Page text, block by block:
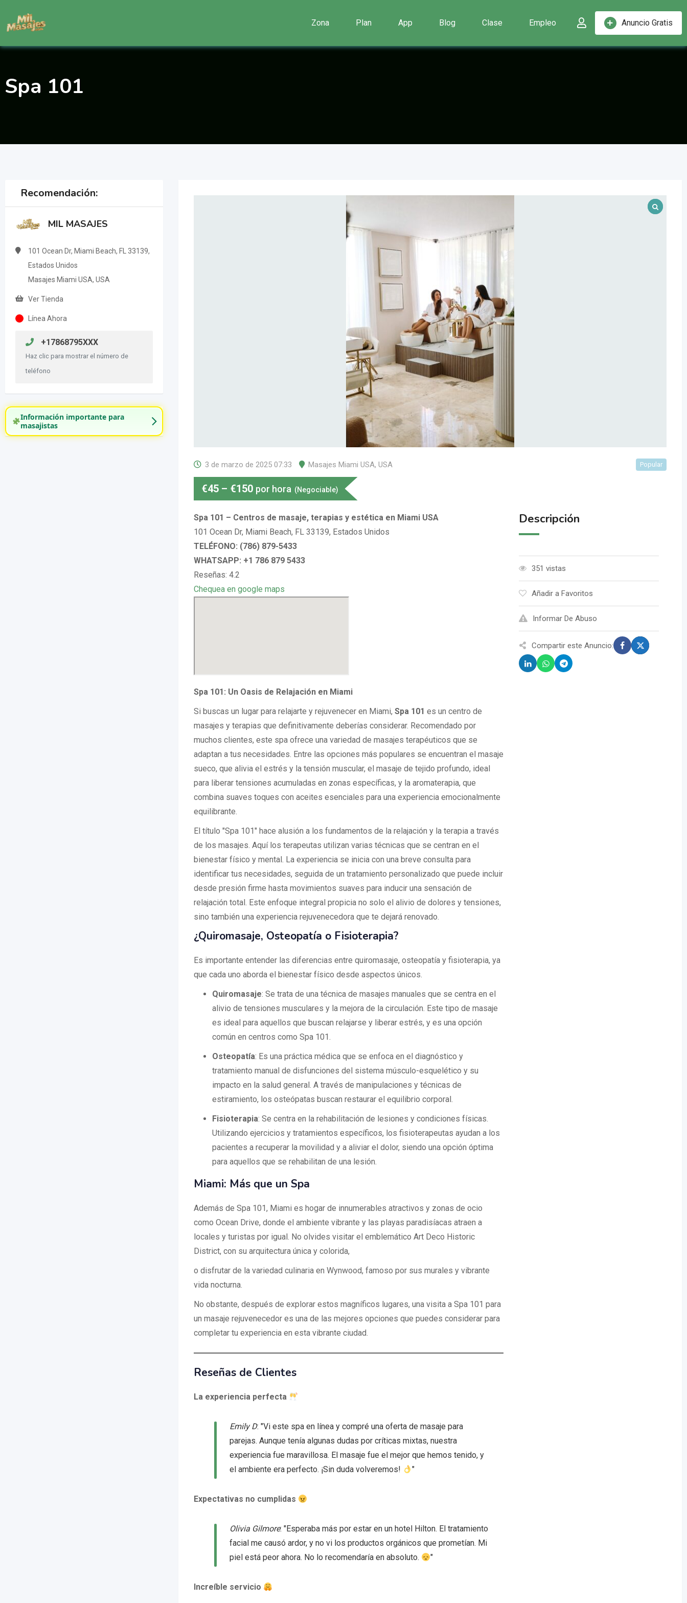
contenido
Anuncio Gratis
Zona Plan App Blog Clase Empleo
Spa 101
Recomendación:
MIL MASAJES
101 Ocean Dr, Miami Beach, FL 33139,
Estados Unidos
Masajes Miami USA, USA
Ver Tienda
Línea Ahora
+17868795XXX
Haz clic para mostrar el número de
teléfono
Información importante para
masajistas
3 de marzo de 2025 07:33 Masajes Miami USA, USA Popular
€45 – €150 por hora (Negociable)
Spa 101 – Centros de masaje, terapias y estética en Miami USA
101 Ocean Dr, Miami Beach, FL 33139, Estados Unidos
TELÉFONO: (786) 879-5433
WHATSAPP: +1 786 879 5433
Reseñas: 4.2
Chequea en google maps
Spa 101: Un Oasis de Relajación en Miami
Si buscas un lugar para relajarte y rejuvenecer en Miami, Spa 101 es un centro de
masajes y terapias que definitivamente deberías considerar. Recomendado por
muchos clientes, este spa ofrece una variedad de masajes terapéuticos que se
adaptan a tus necesidades. Entre las opciones más populares se encuentran el masaje
sueco, que alivia el estrés y la tensión muscular, el masaje de tejido profundo, ideal
para liberar tensiones acumuladas en zonas específicas, y la aromaterapia, que
combina suaves toques con aceites esenciales para una experiencia emocionalmente
equilibrante.
El título "Spa 101" hace alusión a los fundamentos de la relajación y la terapia a través
de los masajes. Aquí los terapeutas utilizan varias técnicas que se centran en el
bienestar físico y mental. La experiencia se inicia con una breve consulta para
identificar tus necesidades, seguida de un tratamiento personalizado que puede incluir
desde presión firme hasta movimientos suaves para inducir una sensación de
relajación total. Este enfoque integral propicia no solo el alivio de dolores y tensiones,
sino también una experiencia rejuvenecedora que te dejará renovado.
¿Quiromasaje, Osteopatía o Fisioterapia?
Es importante entender las diferencias entre quiromasaje, osteopatía y fisioterapia, ya
que cada uno aborda el bienestar físico desde aspectos únicos.
Quiromasaje: Se trata de una técnica de masajes manuales que se centra en el
alivio de tensiones musculares y la mejora de la circulación. Este tipo de masaje
es ideal para aquellos que buscan relajarse y liberar estrés, y es una opción
común en centros como Spa 101.
Osteopatía: Es una práctica médica que se enfoca en el diagnóstico y
tratamiento manual de disfunciones del sistema músculo-esquelético y su
impacto en la salud general. A través de manipulaciones y técnicas de
estiramiento, los osteópatas buscan restaurar el equilibrio corporal.
Fisioterapia: Se centra en la rehabilitación de lesiones y condiciones físicas.
Utilizando ejercicios y tratamientos específicos, los fisioterapeutas ayudan a los
pacientes a recuperar la movilidad y a aliviar el dolor, siendo una opción óptima
para aquellos que se rehabilitan de una lesión.
Miami: Más que un Spa
Además de Spa 101, Miami es hogar de innumerables atractivos y zonas de ocio
como Ocean Drive, donde el ambiente vibrante y las playas paradisíacas atraen a
locales y turistas por igual. No olvides visitar el emblemático Art Deco Historic
District, con su arquitectura única y colorida,
o disfrutar de la variedad culinaria en Wynwood, famoso por sus murales y vibrante
vida nocturna.
No obstante, después de explorar estos magníficos lugares, una visita a Spa 101 para
un masaje rejuvenecedor es una de las mejores opciones que puedes considerar para
completar tu experiencia en esta vibrante ciudad.
Reseñas de Clientes
La experiencia perfecta
Emily D: "Vi este spa en línea y compré una oferta de masaje para
parejas. Aunque tenía algunas dudas por críticas mixtas, nuestra
experiencia fue maravillosa. El masaje fue el mejor que hemos tenido, y
el ambiente era perfecto. ¡Sin duda volveremos!
"
Expectativas no cumplidas
Olivia Gilmore: "Esperaba más por estar en un hotel Hilton. El tratamiento
facial me causó ardor, y no vi los productos orgánicos que prometían. Mi
piel está peor ahora. No lo recomendaría en absoluto.
"
Increíble servicio
Descripción
351 vistas
Añadir a Favoritos
Informar De Abuso
Compartir este Anuncio: